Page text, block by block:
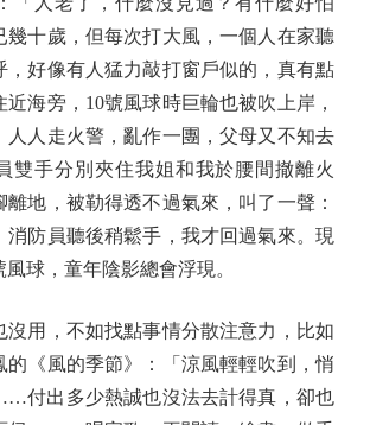
幾十歲，但每次打大風，一個人在家聽
，好像有人猛力敲打窗戶似的，真有點
海旁，10號風球時巨輪也被吹上岸，
人人走火警，亂作一團，父母又不知去
雙手分別夾住我姐和我於腰間撤離火
地，被勒得透不過氣來，叫了一聲：
消防員聽後稍鬆手，我才回過氣來。現
球，童年陰影總會浮現。
用，不如找點事情分散注意力，比如
的《風的季節》：「涼風輕輕吹到，悄
付出多少熱誠也沒法去計得真，卻也